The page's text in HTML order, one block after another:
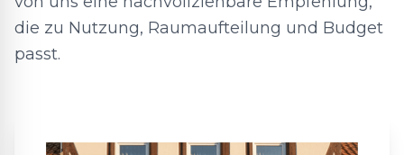
die zu Nutzung, Raumaufteilung und Budget
passt.